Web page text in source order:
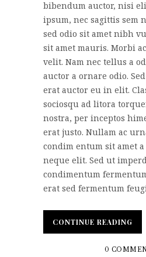
bibendum auctor, nisi
ipsum, nec sagittis sem
sed odio sit amet nibh
sit amet mauris. Morbi
velit. Nam nec tellus a
auctor a ornare odio.
erat auctor eu in elit.
sociosqu ad litora
nostra, per inceptos
erat justo. Nullam ac
condim entum sit amet a
neque elit. Sed ut
condimentum
erat sed fermentum
CONTINUE READING
CONTINUE READING
0